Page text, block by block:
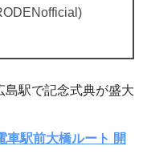
島駅で記念式典が盛大
車駅前大橋ルート 開